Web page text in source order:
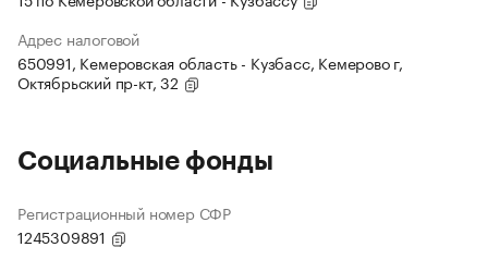
Адрес налоговой
650991, Кемеровская область - Кузбасс, Кемерово г,
Октябрьский пр-кт, 32
Социальные фонды
Регистрационный номер СФР
1245309891